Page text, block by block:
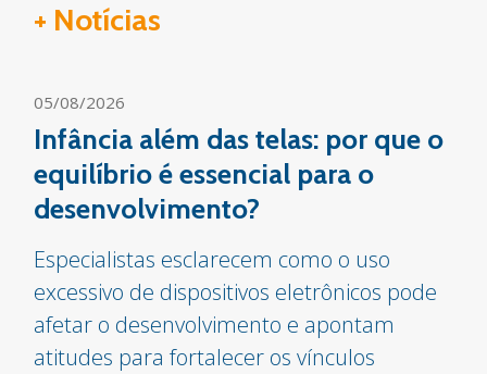
+ Notícias
05/08/2026
Infância além das telas: por que o
equilíbrio é essencial para o
desenvolvimento?
Especialistas esclarecem como o uso
excessivo de dispositivos eletrônicos pode
afetar o desenvolvimento e apontam
atitudes para fortalecer os vínculos